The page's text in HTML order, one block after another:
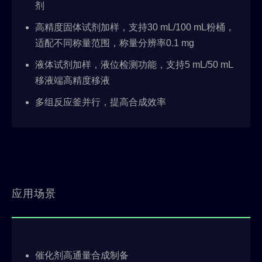
剂
高精度固体试剂加样，支持30 mL/100 mL粉桶，
适配不同称量范围，称量分辨率0.1 mg
液体试剂加样，液位检测功能，支持5 mL/50 mL
移液端高精度移液
多组反应釜并行，提高合成效率
应用场景
催化剂高通量合成制备